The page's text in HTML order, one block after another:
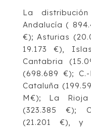
La
Andalucía (
€); Asturias
19.173 €),
Cantabria
(698.689 €);
Cataluña
M€); La
(323.385 €);
(21.201 €), y